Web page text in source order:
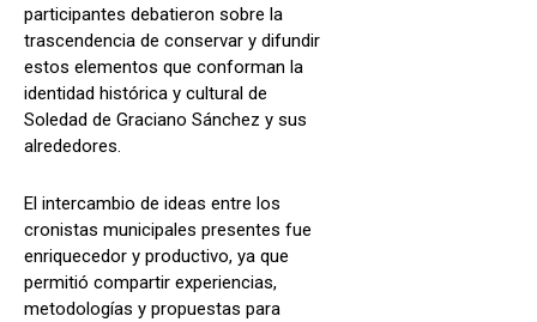
participantes debatieron sobre la
trascendencia de conservar y difundir
estos elementos que conforman la
identidad histórica y cultural de
Soledad de Graciano Sánchez y sus
alrededores.
El intercambio de ideas entre los
cronistas municipales presentes fue
enriquecedor y productivo, ya que
permitió compartir experiencias,
metodologías y propuestas para